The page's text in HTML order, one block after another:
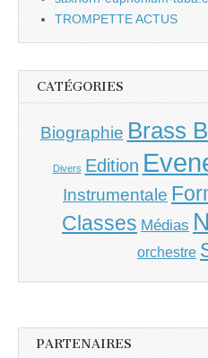
TROMPETTE ACTUS
CATÉGORIES
Biographie Brass
Divers Edition
Instrumentale
Classes Médias
orchestre
PARTENAIRES